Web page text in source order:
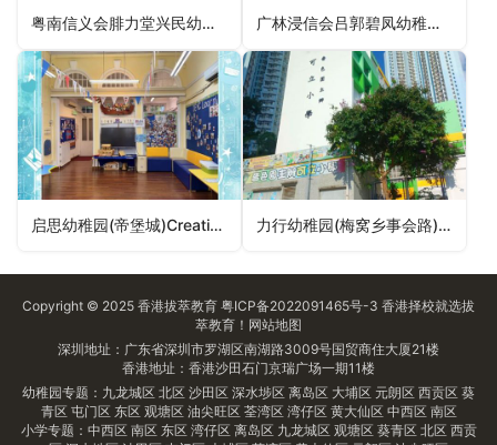
粤南信义会腓力堂兴民幼儿学园Lutheran Philip House Hing Man Nursery School（东区幼稚园） 广林浸信会吕郭碧凤幼稚园Kwong Lam Baptist Lui Kwok Pat Fong Kindergarten（沙田区幼稚园）
启思幼稚园(帝堡城)Creative Kindergarten (Castello)（沙田区幼稚园） 力行幼稚园(梅窝乡事会路)Lick Hang Kindergarten (Rural Committee Road)（离岛区幼稚园）
Copyright © 2025 香港拔萃教育 粤ICP备2022091465号-3 香港择校就选拔
萃教育！ 网站地图
深圳地址：广东省深圳市罗湖区南湖路3009号国贸商住大厦21楼
香港地址：香港沙田石门京瑞广场一期11楼
幼稚园专题： 九龙城区 北区 沙田区 深水埗区 离岛区 大埔区 元朗区 西贡区 葵
青区 屯门区 东区 观塘区 油尖旺区 荃湾区 湾仔区 黄大仙区 中西区 南区
小学专题： 中西区 南区 东区 湾仔区 离岛区 九龙城区 观塘区 葵青区 北区 西贡